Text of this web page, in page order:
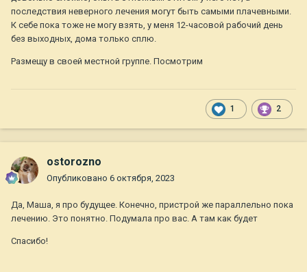
время поискать дом.
в первой. Попросите модераторов объединить.
последствия неверного лечения могут быть самыми плачевными.
К себе пока тоже не могу взять, у меня 12-часовой рабочий день
без выходных, дома только сплю.
Размещу в своей местной группе. Посмотрим
1 2
ostorozno
Опубликовано 6 октября, 2023
Да, Маша, я про будущее. Конечно, пристрой же параллельно пока
лечению. Это понятно. Подумала про вас. А там как будет
Спасибо!